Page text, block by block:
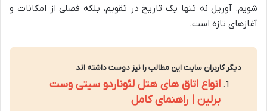
شویم. آوریل نه تنها یک تاریخ در تقویم، بلکه فصلی از امکانات و
آغازهای تازه است.
دیگر کاربران سایت این مطالب را نیز دوست داشته اند
انواع اتاق های هتل لئوناردو سیتی وست
برلین | راهنمای کامل